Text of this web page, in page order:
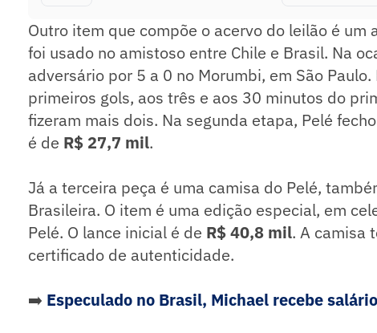
Outro item que compõe o acervo do leilão é um
foi usado no amistoso entre Chile e Brasil. Na
adversário por 5 a 0 no Morumbi, em São
primeiros gols, aos três e aos 30 minutos do
fizeram mais dois. Na segunda etapa, Pelé
é de R$ 27,7 mil.
Já a terceira peça é uma camisa do Pelé,
Brasileira. O item é uma edição especial, em
Pelé. O lance inicial é de R$ 40,8 mil. A camisa
certificado de autenticidade.
➡️ Especulado no Brasil, Michael recebe